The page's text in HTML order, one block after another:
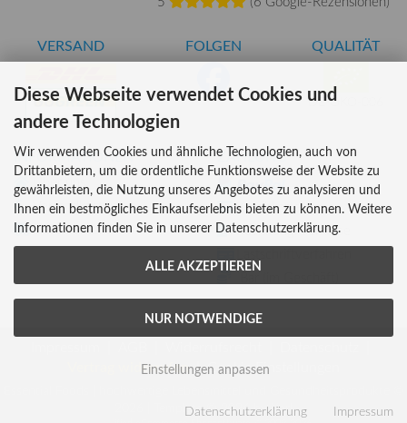
VERSAND FOLGEN QUALITÄT
DE-ÖKO-006
INFORMATIONEN
Über uns
Versandkosten
Lieferzeiten
ZAHLUNG
Kreditkarte
Rechnung, Vorkasse
Vertrag widerrufen
Cookie Einstellungen
2026 | Template © 2026 by Karl
Diese Webseite verwendet Cookies und
andere Technologien
Wir verwenden Cookies und ähnliche Technologien, auch von
Drittanbietern, um die ordentliche Funktionsweise der Website zu
gewährleisten, die Nutzung unseres Angebotes zu analysieren und
Ihnen ein bestmögliches Einkaufserlebnis bieten zu können. Weitere
Informationen finden Sie in unserer Datenschutzerklärung.
ALLE AKZEPTIEREN
NUR NOTWENDIGE
Einstellungen anpassen
Datenschutzerklärung Impressum